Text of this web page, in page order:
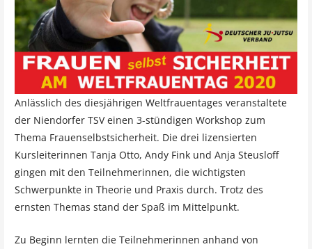
Anlässlich des diesjährigen Weltfrauentages veranstaltete
der Niendorfer TSV einen 3-stündigen Workshop zum
Thema Frauenselbstsicherheit. Die drei lizensierten
Kursleiterinnen Tanja Otto, Andy Fink und Anja Steusloff
gingen mit den Teilnehmerinnen, die wichtigsten
Schwerpunkte in Theorie und Praxis durch. Trotz des
ernsten Themas stand der Spaß im Mittelpunkt.
Zu Beginn lernten die Teilnehmerinnen anhand von